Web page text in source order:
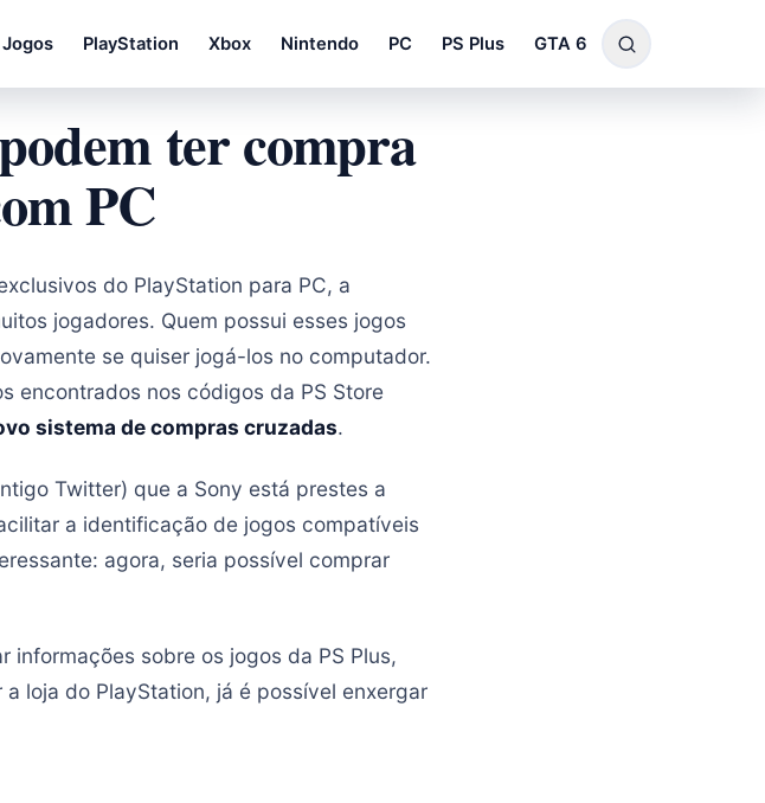
Jogos PlayStation Xbox Nintendo PC PS Plus GTA 6
ter compra
PC
do PlayStation para PC, a
jogadores. Quem possui esses jogos
se quiser jogá-los no computador.
encontrados nos códigos da PS Store
sistema de compras cruzadas.
Twitter) que a Sony está prestes a
a identificação de jogos compatíveis
agora, seria possível comprar
sobre os jogos da PS Plus,
loja do PlayStation, já é possível enxergar